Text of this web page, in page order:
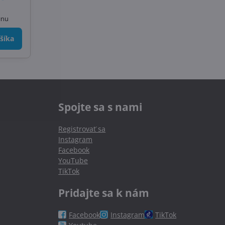
Spojte sa s nami
Registrovať sa
Instagram
Facebook
YouTube
TikTok
Pridajte sa k nám
Facebook Instagram
TikTok